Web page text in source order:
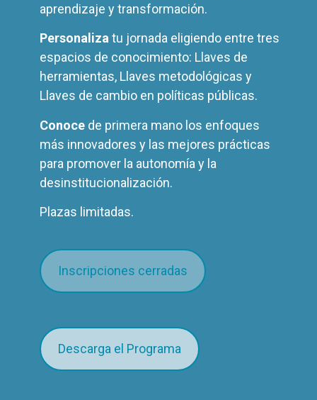
aprendizaje y transformación.
Personalizatu jornada eligiendo entre tres
espacios de conocimiento: Llaves de
herramientas, Llaves metodológicas y
Llaves de cambio en políticas públicas.
Conoce de primera mano los enfoques
más innovadores y las mejores prácticas
para promover la autonomía y la
desinstitucionalización.
Plazas limitadas.
Inscripciones cerradas
Descarga el Programa